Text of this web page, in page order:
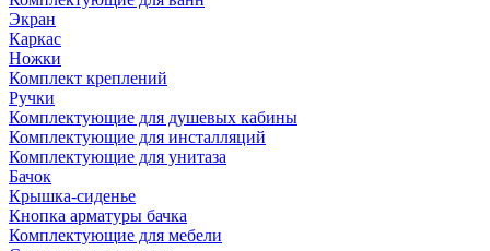
Экран
Каркас
Ножки
Комплект креплений
Ручки
Комплектующие для душевых кабины
Комплектующие для инсталляций
Комплектующие для унитаза
Бачок
Крышка-сиденье
Кнопка арматуры бачка
Комплектующие для мебели